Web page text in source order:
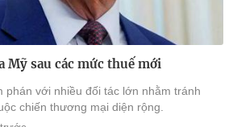
Mỹ sau các mức thuế mới
phán với nhiều đối tác lớn nhằm tránh
chiến thương mại diện rộng.